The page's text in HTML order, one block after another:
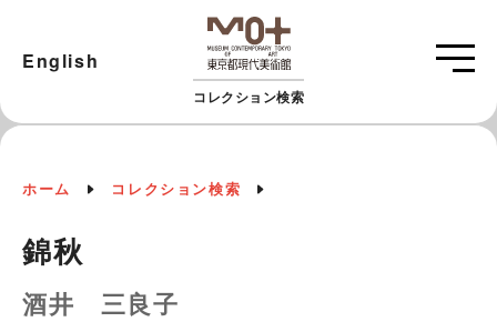
コレクション検索
English
ホーム コレクション検索
錦秋
酒井 三良子